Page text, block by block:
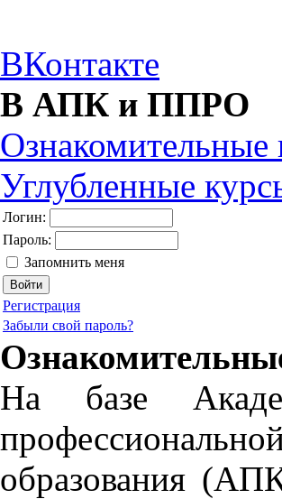
ВКонтакте
В АПК и ППРО
Ознакомительные
Углубленные
Логин:
Пароль:
Запомнить меня
Регистрация
Забыли свой пароль?
На базе
образования